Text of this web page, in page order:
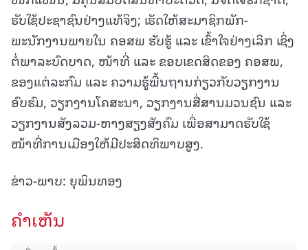
ຮັບໃຊ້ປະຊາຊົນຢ່າງແທ້ຈິງ; ເຮັດໃຫ້ສະມາຊິກພັກ-
ພະນັກງານພາຍໃນ ຄອສພ ຮັບຮູ້ ແລະ ເຂົ້າໃຈຢ່າງເລິກ ເຊິ່ງ
ຕໍ່ພາລະບົດບາດ, ໜ້າທີ່ ແລະ ຂອບເຂດສິດຂອງ ຄອສພ,
ຂອງແຕ່ລະກົມ ແລະ ຄວາມຮູ້ພື້ນຖານກ່ຽວກັບວຽກງານ
ອົບຮົມ, ວຽກງານໂຄສະນາ, ວຽກງານສື່ສານມວນຊົນ ແລະ
ວຽກງານສັງລວມ-ຫາງສຽງສັງຄົມ ເພື່ອສາມາດຮັບໃຊ້
ໜ້າທີ່ການເມືອງໃຫ້ມີປະສິດທິພາບສູງ.
ຂ່າວ-ພາບ: ຍຸພິນທອງ
ຄໍາເຫັນ